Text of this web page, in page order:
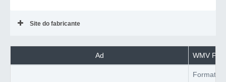
Site do fabricante
Ad WMV
Formato